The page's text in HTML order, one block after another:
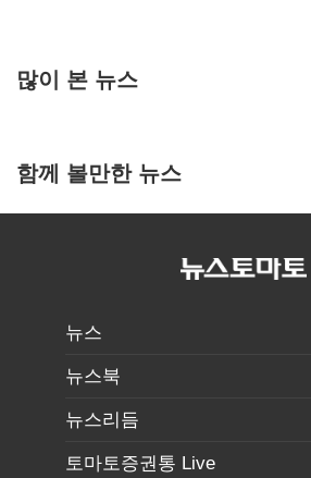
많이 본 뉴스
함께 볼만한 뉴스
뉴스
뉴스북
뉴스리듬
토마토증권통 Live